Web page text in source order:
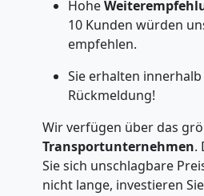
Hohe
10 Kunden würden
empfehlen.
Sie erhalten
Rückmeldung!
Wir verfügen über das
Transportunternehmen.
Sie sich unschlagbare
nicht lange, investieren